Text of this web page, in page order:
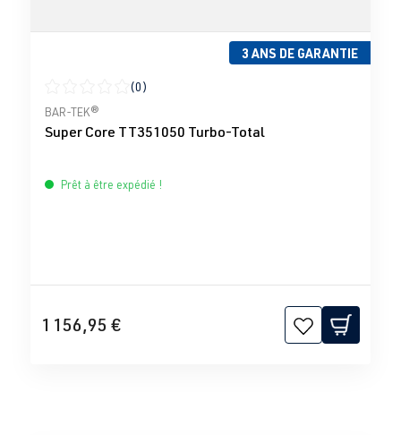
3 ANS DE GARANTIE
Note moyenne de 0 sur 5 étoiles
(0)
BAR-TEK®
Super Core TT351050 Turbo-Total
Prêt à être expédié !
1 156,95 €